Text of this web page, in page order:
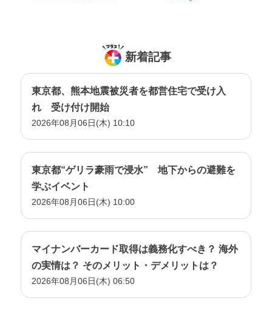
新着記事
東京都、熊本地震被災者を都営住宅で受け入
れ 受け付け開始
2026年08月06日(木) 10:10
東京都“ゲリラ豪雨で浸水” 地下からの避難を
学ぶイベント
2026年08月06日(木) 10:00
マイナンバーカード取得は義務化すべき？ 海外
の実情は？ そのメリット・デメリットは？
2026年08月06日(木) 06:50